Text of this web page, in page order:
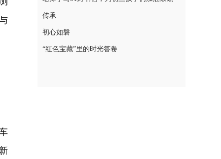
传承
初心如磐
“红色宝藏”里的时光答卷